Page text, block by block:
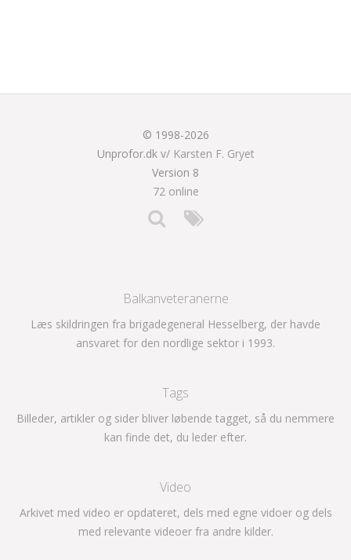
© 1998-2026
Unprofor.dk v/ Karsten F. Gryet
Version 8
72 online
Balkanveteranerne
Læs skildringen fra brigadegeneral Hesselberg, der havde
ansvaret for den nordlige sektor i 1993.
Tags
Billeder, artikler og sider bliver løbende tagget, så du nemmere
kan finde det, du leder efter.
Video
Arkivet med video er opdateret, dels med egne vidoer og dels
med relevante videoer fra andre kilder.